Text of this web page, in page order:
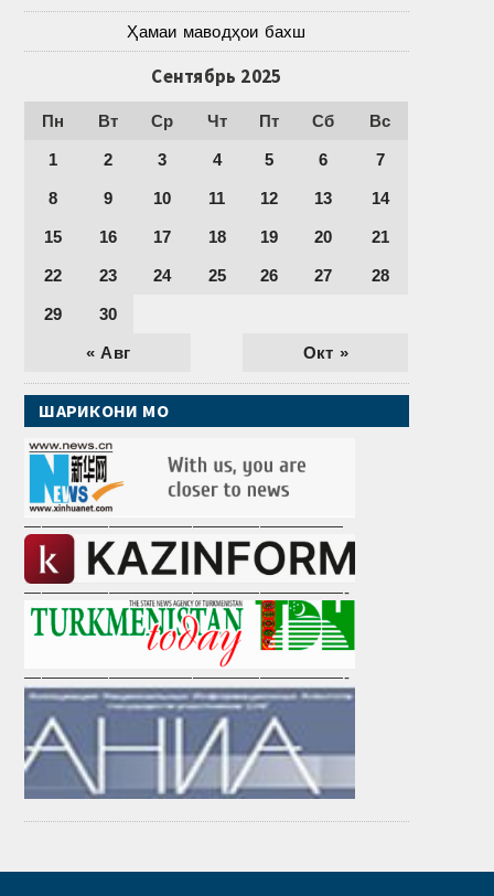
Ҳамаи маводҳои бахш
Сентябрь 2025
Пн Вт Ср Чт Пт Сб Вс
« Авг Окт »
1 2 3 4 5 6 7
8 9 10 11 12 13 14
15 16 17 18 19 20 21
22 23 24 25 26 27 28
29 30
ШАРИКОНИ МО
———————————————————
———————————————————-
———————————————————-